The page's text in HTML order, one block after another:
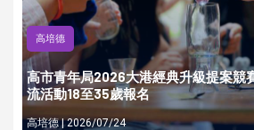
高培德
高市青年局2026大港經典升級提案競
流活動18至35歲報名
高培德 | 2026/07/24